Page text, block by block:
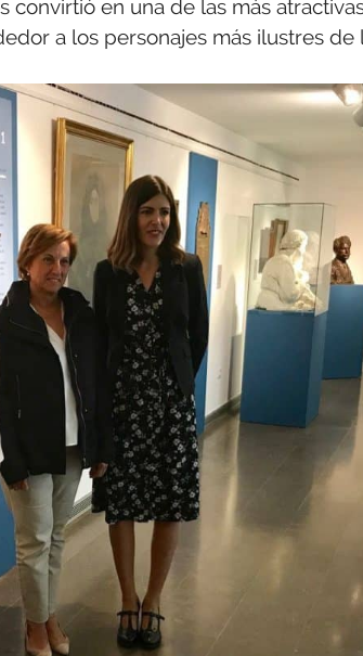
en una de las más
a los personajes más ilustres de